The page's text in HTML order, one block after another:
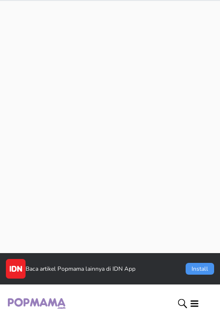
Baca artikel Popmama lainnya di IDN App Install